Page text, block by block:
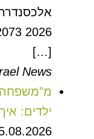
[…]
News
ילדים: